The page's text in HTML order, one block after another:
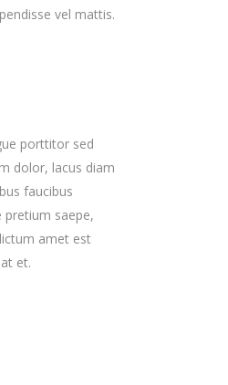
vel mattis.
porttitor sed
dolor, lacus diam
faucibus
pretium saepe,
amet est
et.